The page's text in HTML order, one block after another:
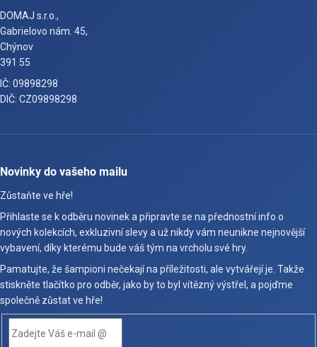
DOMAJ s.r.o.,
Gabrielovo nám. 45,
Chýnov
391 55
IČ: 09898298
DIČ: CZ09898298
Novinky do vašeho mailu
Zůstaňte ve hře!
Přihlaste se k odběru novinek a připravte se na přednostní info o
nových kolekcích, exkluzivní slevy a už nikdy vám neunikne nejnovější
vybavení, díky kterému bude váš tým na vrcholu své hry.
Pamatujte, že šampioni nečekají na příležitosti, ale vytvářejí je. Takže
stiskněte tlačítko pro odběr, jako by to byl vítězný výstřel, a pojďme
společně zůstat ve hře!